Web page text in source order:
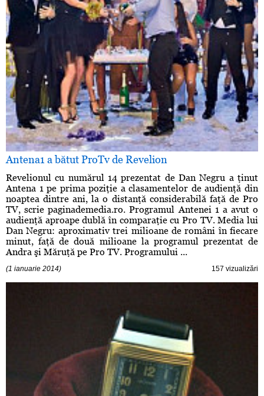
Antena1 a bătut ProTv de Revelion
Revelionul cu numărul 14 prezentat de Dan Negru a ţinut
Antena 1 pe prima poziţie a clasamentelor de audienţă din
noaptea dintre ani, la o distanţă considerabilă faţă de Pro
TV, scrie paginademedia.ro. Programul Antenei 1 a avut o
audienţă aproape dublă în comparaţie cu Pro TV. Media lui
Dan Negru: aproximativ trei milioane de români în fiecare
minut, faţă de două milioane la programul prezentat de
Andra şi Măruţă pe Pro TV. Programului ...
(1 ianuarie 2014) 157 vizualizări